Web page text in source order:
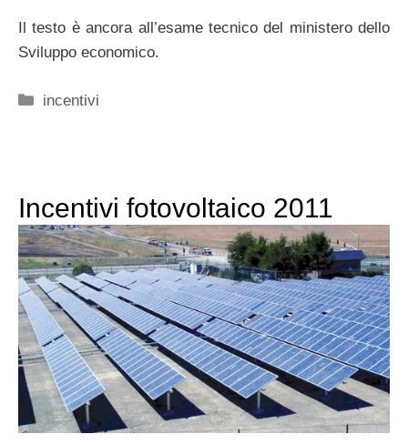
Il testo è ancora all’esame tecnico del ministero dello
Sviluppo economico.
Categorie
incentivi
Incentivi fotovoltaico 2011